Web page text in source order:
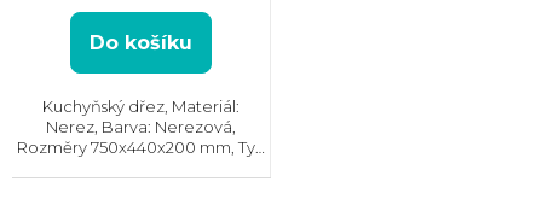
Do košíku
Kuchyňský dřez, Materiál:
Nerez, Barva: Nerezová,
Rozměry 750x440x200 mm, Typ